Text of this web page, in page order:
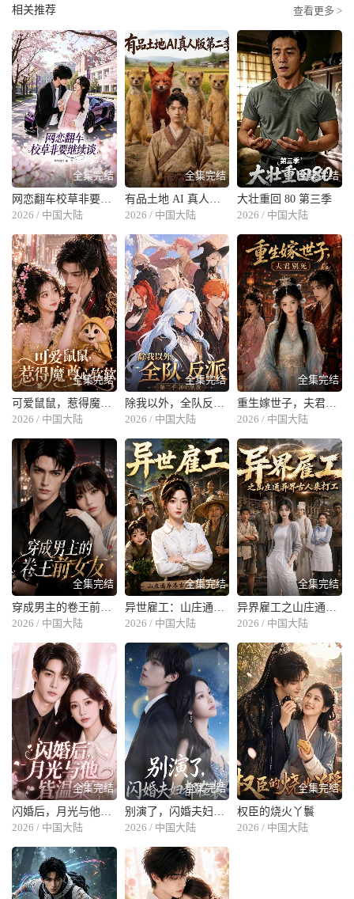
相关推荐 查看更多 >
全集完结
2026 / 中国大陆
全集完结
2026 / 中国大陆
全集完结
大壮重回 80 第三季
2026 / 中国大陆
全集完结
2026 / 中国大陆
全集完结
2026 / 中国大陆
全集完结
2026 / 中国大陆
全集完结
2026 / 中国大陆
全集完结
2026 / 中国大陆
全集完结
2026 / 中国大陆
全集完结
2026 / 中国大陆
全集完结
2026 / 中国大陆
全集完结
权臣的烧火丫鬟
2026 / 中国大陆